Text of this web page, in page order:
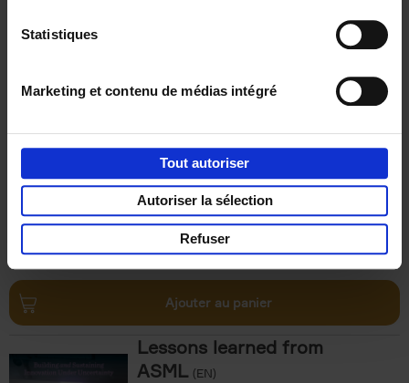
Statistiques
Marketing et contenu de médias intégré
Tout autoriser
Autoriser la sélection
Refuser
Go with your talent
€31,99
Ajouter au panier
Lessons learned from
ASML (EN)